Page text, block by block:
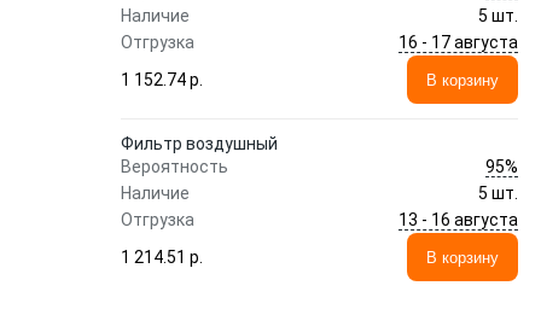
Наличие
5 шт.
Отгрузка
16 - 17 августа
1 152.74 p.
В корзину
Фильтр воздушный
Вероятность
95%
Наличие
5 шт.
Отгрузка
13 - 16 августа
1 214.51 p.
В корзину